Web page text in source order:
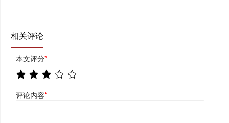
相关评论
本文评分*
评论内容*